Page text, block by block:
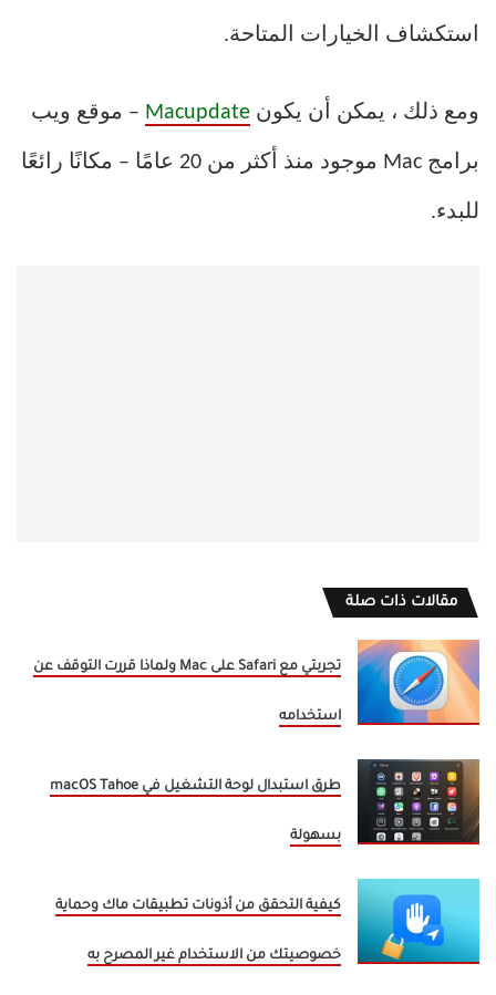
استكشاف الخيارات المتاحة.
ومع ذلك ، يمكن أن يكون Macupdate – موقع ويب
برامج Mac موجود منذ أكثر من 20 عامًا – مكانًا رائعًا
للبدء.
مقالات ذات صلة
تجربتي مع Safari على Mac ولماذا قررت التوقف عن
استخدامه
طرق استبدال لوحة التشغيل في macOS Tahoe
بسهولة
كيفية التحقق من أذونات تطبيقات ماك وحماية
خصوصيتك من الاستخدام غير المصرح به